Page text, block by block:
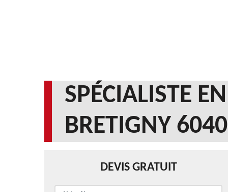
SPÉCIALISTE
BRETIGNY
DEVIS GRATUIT